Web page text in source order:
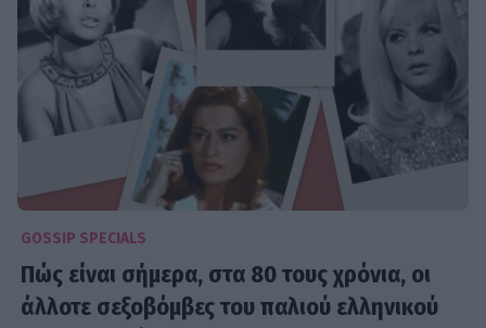
GOSSIP SPECIALS
Πώς είναι σήμερα, στα 80 τους χρόνια, οι
άλλοτε σεξοβόμβες του παλιού ελληνικού